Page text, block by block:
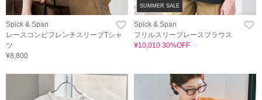
Spick & Span
レースコンビフレンチスリーブTシャ
ツ
¥8,800
SUMMER SALE
Spick & Span
フリルスリーブレースブラウス
¥10,010 30%OFF